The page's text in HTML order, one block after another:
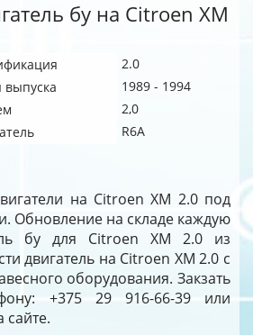
бу на Citroen XM
2.0
1989 - 1994
2,0
R6A
на Citroen XM 2.0 под
Обновление на складе каждую
бу для Citroen XM 2.0 из
двигатель на Citroen XM 2.0 с
оборудования. Закзать
+375 29 916-66-39 или
сайте.